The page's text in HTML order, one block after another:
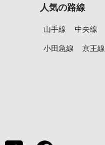
人気の路線
山手線 中央線
小田急線
京王線